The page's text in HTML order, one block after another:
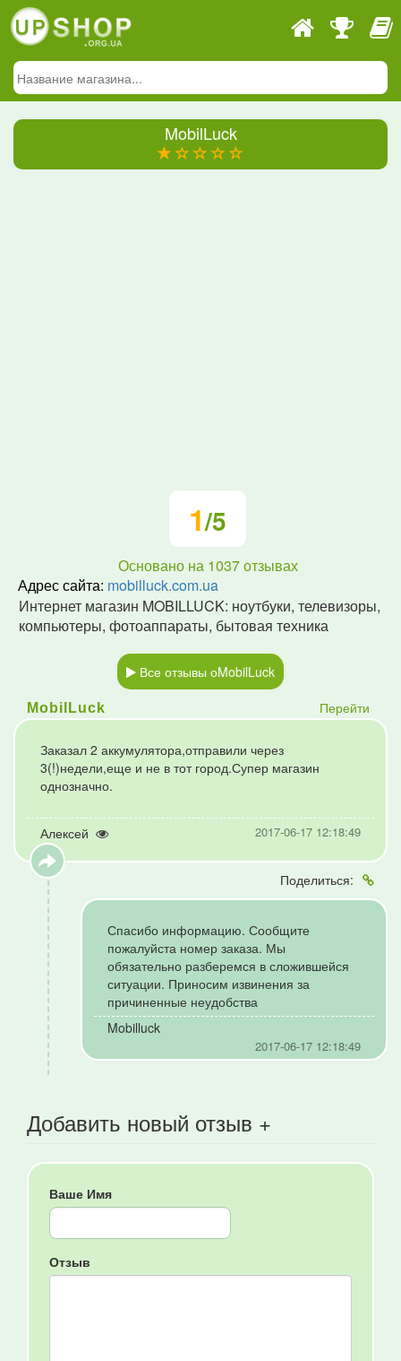
MobilLuck
(*)(
)
(
)
(
)
(
)
1/5
Основано на 1037отзывах
Адрес сайта: mobilluck.com.ua
Интернет магазин MOBILLUCK: ноутбуки, телевизоры,
компьютеры, фотоаппараты, бытовая техника
Все отзывы оMobilLuck
MobilLuck Перейти
Заказал 2 аккумулятора,отправили через
3(!)недели,еще и не в тот город.Супер магазин
однозначно.
Алексей 2017-06-17 12:18:49
Поделиться:
Спасибо информацию. Сообщите
пожалуйста номер заказа. Мы
обязательно разберемся в сложившейся
ситуации. Приносим извинения за
причиненные неудобства
Mobilluck
2017-06-17 12:18:49
Добавить новый отзыв +
Ваше Имя
Отзыв